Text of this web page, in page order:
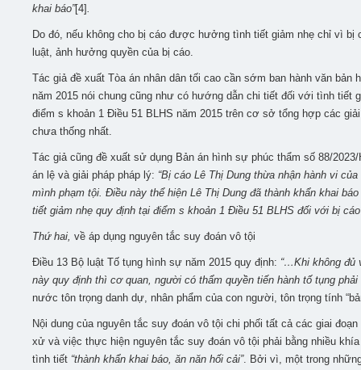
khai báo”[4].
Do đó, nếu không cho bị cáo được hưởng tình tiết giảm nhẹ chỉ vì bị
luật, ảnh hưởng quyền của bị cáo.
Tác giả đề xuất Tòa án nhân dân tối cao cần sớm ban hành văn
năm 2015 nói chung cũng như có hướng dẫn chi tiết đối với tình tiết
điểm s khoản 1 Điều 51 BLHS năm 2015 trên cơ sở tổng hợp các
chưa thống nhất.
Tác giả cũng đề xuất sử dụng Bản án hình sự phúc thẩm số 88/
án lệ và giải pháp pháp lý: “Bị cáo Lê Thị Dung thừa nhận hành vi
mình phạm tội. Điều này thể hiện Lê Thị Dung đã thành khẩn khai
tiết giảm nhẹ quy định tại điểm s khoản 1 Điều 51 BLHS đối với bị
Thứ hai, về áp dụng nguyên tắc suy đoán vô tội
Điều 13 Bộ luật Tố tụng hình sự năm 2015 quy định: “…Khi không đủ
này quy định thì cơ quan, người có thẩm quyền tiến hành tố tụng
nước tôn trọng danh dự, nhân phẩm của con người, tôn trọng tính
Nội dung của nguyên tắc suy đoán vô tội chi phối tất cả các giai
xử và việc thực hiện nguyên tắc suy đoán vô tội phải bằng nhiều
tình tiết “thành khẩn khai báo, ăn năn hối cải”. Bởi vì, một trong